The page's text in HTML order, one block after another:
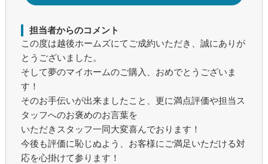
担当者からのコメント
この度は越後ホームズにてご成約いただき、誠にありが
とうございました。
そして夢のマイホームのご購入、おめでとうございま
す！
そのお手伝いが出来ましたこと、更に満点評価や担当ス
タッフへのお褒めのお言葉を
いただきスタッフ一同大変喜んでおります！
今後も評価に恥じぬよう、お客様にご満足いただける対
応を心掛けて参ります！